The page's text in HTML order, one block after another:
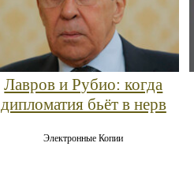
Лавров и Рубио: когда
дипломатия бьёт в нерв
Электронные Копии